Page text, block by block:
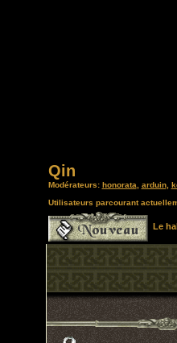
Qin
Modérateurs: honorata arduin,
Utilisateurs parcourant
Le